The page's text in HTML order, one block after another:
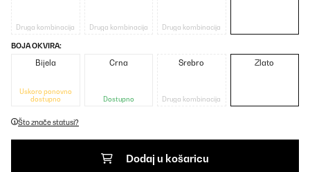
Druga kombinacija Druga kombinacija Druga kombinacija
BOJA OKVIRA:
Bijela
Uskoro ponovno
dostupno
Crna
Dostupno
Srebro
Druga kombinacija
Zlato
Što znače statusi?
Dodaj u košaricu